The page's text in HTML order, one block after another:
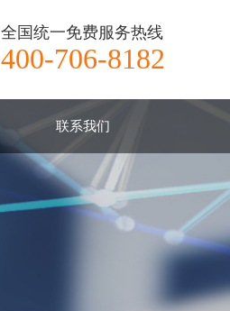
全国统一免费服务热线
400-706-8182
联系我们